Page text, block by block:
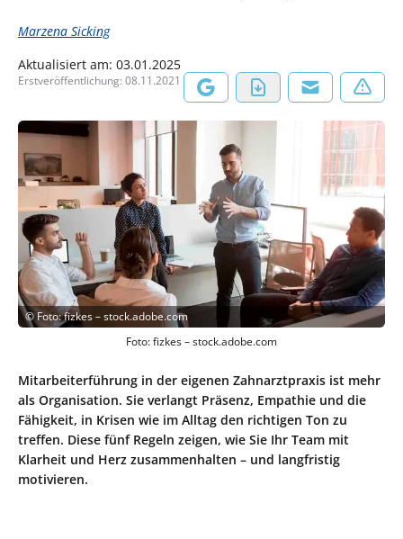
Marzena Sicking
Aktualisiert am: 03.01.2025
Erstveröffentlichung: 08.11.2021
© Foto: fizkes – stock.adobe.com
Foto: fizkes – stock.adobe.com
Mitarbeiterführung in der eigenen Zahnarztpraxis ist mehr
als Organisation. Sie verlangt Präsenz, Empathie und die
Fähigkeit, in Krisen wie im Alltag den richtigen Ton zu
treffen. Diese fünf Regeln zeigen, wie Sie Ihr Team mit
Klarheit und Herz zusammenhalten – und langfristig
motivieren.